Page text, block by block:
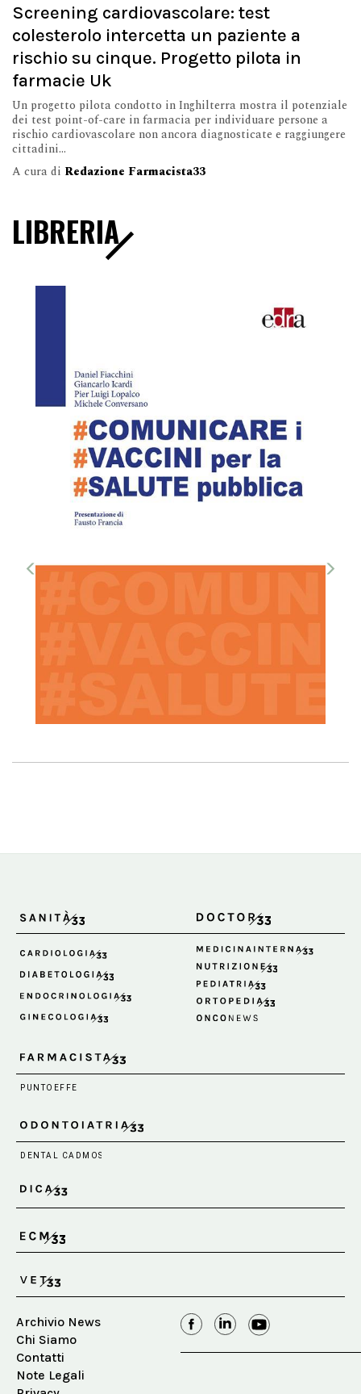
Screening cardiovascolare: test
colesterolo intercetta un paziente a
rischio su cinque. Progetto pilota in
farmacie Uk
Un progetto pilota condotto in Inghilterra mostra il potenziale
dei test point-of-care in farmacia per individuare persone a
rischio cardiovascolare non ancora diagnosticate e raggiungere
cittadini...
A cura di Redazione Farmacista33
LIBRERIA
Archivio News
Chi Siamo
Contatti
Note Legali